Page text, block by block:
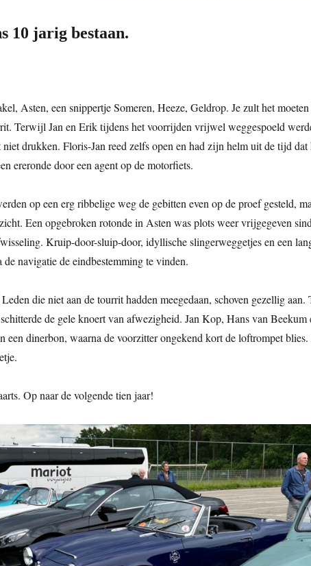
10 jarig bestaan.
Asten, een snippertje Someren, Heeze, Geldrop. Je zult het
Terwijl Jan en Erik tijdens het voorrijden vrijwel weggespoeld
niet drukken. Floris-Jan reed zelfs open en had zijn helm uit de tijd
ereronde door een agent op de motorfiets.
op een erg ribbelige weg de gebitten even op de proef gesteld,
Een opgebroken rotonde in Asten was plots weer vrijgegeven
Kruip-door-sluip-door, idyllische slingerweggetjes en een
navigatie de eindbestemming te vinden.
die niet aan de tourrit hadden meegedaan, schoven gezellig
de gele knoert van afwezigheid. Jan Kop, Hans van
dinerbon, waarna de voorzitter ongekend kort de loftrompet
Op naar de volgende tien jaar!